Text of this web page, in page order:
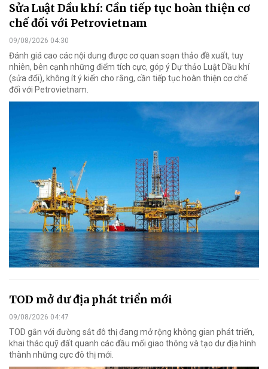
Sửa Luật Dầu khí: Cần tiếp tục hoàn thiện cơ
chế đối với Petrovietnam
09/08/2026 04:30
Đánh giá cao các nội dung được cơ quan soạn thảo đề xuất, tuy
nhiên, bên cạnh những điểm tích cực, góp ý Dự thảo Luật Dầu khí
(sửa đổi), không ít ý kiến cho rằng, cần tiếp tục hoàn thiện cơ chế
đối với Petrovietnam.
TOD mở dư địa phát triển mới
09/08/2026 04:47
TOD gắn với đường sắt đô thị đang mở rộng không gian phát triển,
khai thác quỹ đất quanh các đầu mối giao thông và tạo dư địa hình
thành những cực đô thị mới.